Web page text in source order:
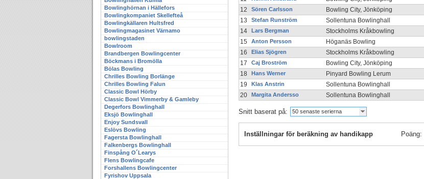
Bowlinghörnan i Hällefors
Bowlingkompaniet Skellefteå
Bowlingkällaren Hultsfred
Bowlingmagasinet Värnamo
bowlingstaden
Bowlroom
Brandbergen Bowlingcenter
Böckmans i Bromölla
Bölas Bowling
Chrilles Bowling Borlänge
Chrilles Bowling Falun
Classic Bowl Hörby
Classic Bowl Vimmerby & Gamleby
Degerfors Bowlinghall
Eksjö Bowlinghall
Enjoy Sundsvall
Eslövs Bowling
Fagersta Bowlinghall
Falkenbergs Bowlinghall
Finspång O´Learys
Flens Bowlingcafe
Forshallens Bowlingcenter
Fyrishov Uppsala
12
Sören Carlsson Bowling City, Jönköping
13
Stefan Runström Sollentuna Bowlinghall
14
Lars Bergman Stockholms Kråkbowling
15
Anton Persson Höganäs Bowling
16
Elias Sjögren Stockholms Kråkbowling
17
Caj Broström Bowling City, Jönköping
18
Hans Werner Pinyard Bowling Lerum
19
Klas Anstrin Sollentuna Bowlinghall
20
Margita Andersso Sollentuna Bowlinghall
Snitt baserat på: 50 senaste serierna
Inställningar för beräkning av handikapp Poäng: